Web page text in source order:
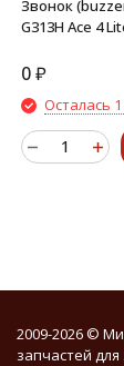
Звонок
G313H Ace 4
0₽
Осталась
2009-2026 ©
запчастей